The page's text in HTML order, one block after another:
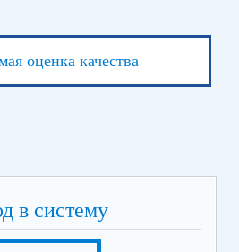
оценка качества
в систему